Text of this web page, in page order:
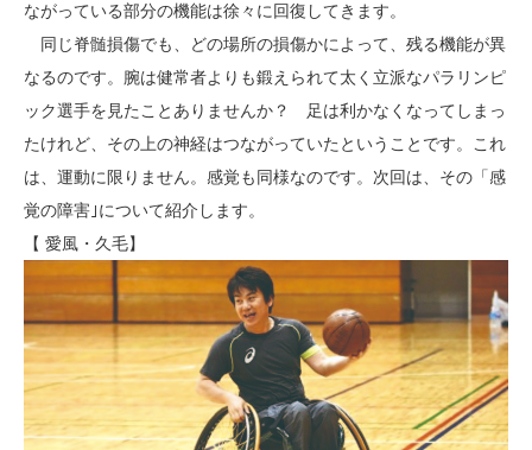
ながっている部分の機能は徐々に回復してきます。
同じ脊髄損傷でも、どの場所の損傷かによって、残る機能が異
なるのです。腕は健常者よりも鍛えられて太く立派なパラリンピ
ック選手を見たことありませんか？ 足は利かなくなってしまっ
たけれど、その上の神経はつながっていたということです。これ
は、運動に限りません。感覚も同様なのです。次回は、その「感
覚の障害｣について紹介します。
【 愛風・久毛】